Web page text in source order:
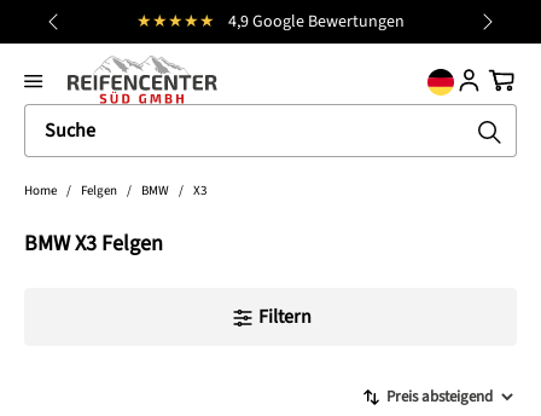
springen Kostenloser Versand (DE)
general.prev
Home / Felgen / BMW / X3
BMW X3 Felgen
Filtern